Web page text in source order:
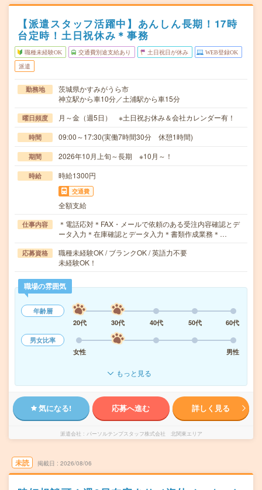
【派遣スタッフ活躍中】あんしん長期！17時
台定時！土日祝休み＊事務
職種未経験OK 交通費別途支給あり 土日祝日が休み WEB登録OK
派遣
勤務地
茨城県かすみがうら市
神立駅から車10分／土浦駅から車15分
曜日頻度 月～金（週5日） ※土日祝お休み＆会社カレンダー有！
時間 09:00～17:30(実働7時間30分 休憩1時間)
期間 2026年10月上旬～長期 ※10月～！
時給 時給1300円
交通費
全額支給
仕事内容
＊電話応対＊FAX・メールで依頼のある受注内容確認とデ
ータ入力＊在庫確認とデータ入力＊書類作成業務＊…
応募資格
職種未経験OK / ブランクOK / 英語力不要
未経験OK！
職場の雰囲気
年齢層
20代
30代 40代 50代
60代
男女比率
女性
男性
もっと見る
気になる! 応募へ進む 詳しく見る
派遣会社 パーソルテンプスタッフ株式会社 北関東エリア
未読 掲載日 2026/08/06